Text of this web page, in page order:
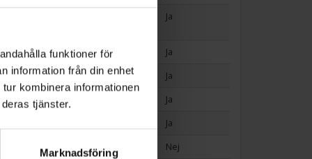
funktioner för
information från din enhet
kombinera informationen
tjänster.
Marknadsföring
Ja
Medföljande filter (Ja/Nej):
Ja
Medföljer batteri (Ja/Nej):
Ja
Möbelmunstycke (Ja/Nej):
Ja
Ja
Påslös (Ja/Nej):
Nej